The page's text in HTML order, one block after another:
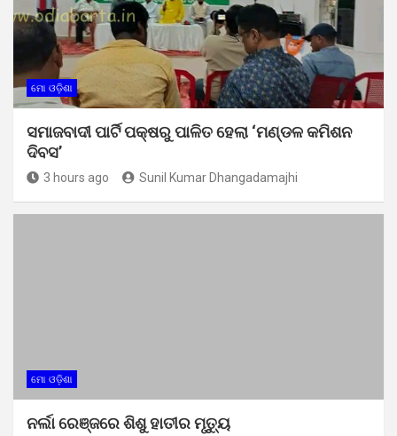
ମୋ ଓଡ଼ିଶା
ସମାଜବାଦୀ ପାର୍ଟି ପକ୍ଷରୁ ପାଳିତ ହେଲା ‘ମଣ୍ଡଳ କମିଶନ
ଦିବସ’
3 hours ago Sunil Kumar Dhangadamajhi
ମୋ ଓଡ଼ିଶା
ନର୍ଲା ରେଞ୍ଜରେ ଶିଶୁ ହାତୀର ମୃତ୍ୟୁ